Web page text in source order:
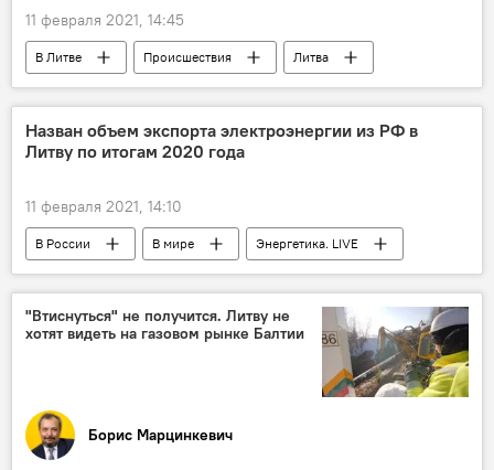
11 февраля 2021, 14:45
В Литве Происшествия
Литва
тюрьма
коронавирус
Назван объем экспорта электроэнергии из РФ в
Литву по итогам 2020 года
11 февраля 2021, 14:10
В России В мире
Энергетика. LIVE
Литва
Россия "Интер РАО"
"Втиснуться" не получится. Литву не
хотят видеть на газовом рынке Балтии
Борис Марцинкевич